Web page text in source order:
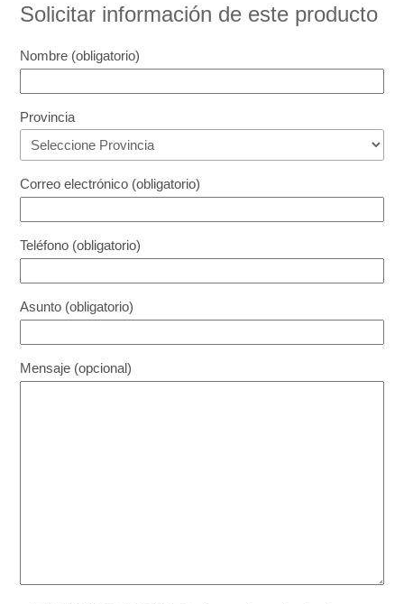
Solicitar información de este producto
Nombre (obligatorio)
Provincia
Correo electrónico (obligatorio)
Teléfono (obligatorio)
Asunto (obligatorio)
Mensaje (opcional)